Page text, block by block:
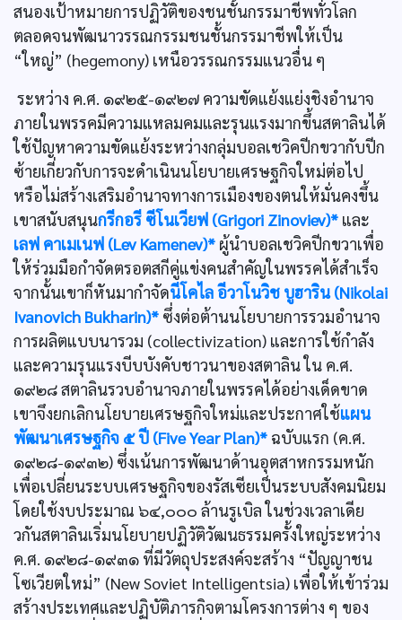
สนองเป้าหมายการปฏิวัติของชนชั้นกรรมาชีพทั่วโลก
ตลอดจนพัฒนาวรรณกรรมชนชั้นกรรมาชีพให้เป็น
“ใหญ่” (hegemony) เหนือวรรณกรรมแนวอื่น ๆ
ระหว่าง ค.ศ. ๑๙๒๕-๑๙๒๗ ความขัดแย้งแย่งชิงอำนาจ
ภายในพรรคมีความแหลมคมและรุนแรงมากขึ้นสตาลินได้
ใช้ปัญหาความขัดแย้งระหว่างกลุ่มบอลเชวิคปีกขวากับปีก
ซ้ายเกี่ยวกับการจะดำเนินนโยบายเศรษฐกิจใหม่ต่อไป
หรือไม่สร้างเสริมอำนาจทางการเมืองของตนให้มั่นคงขึ้น
เขาสนับสนุนกรีกอรี ซีโนเวียฟ (Grigori Zinoviev)* และ
เลฟ คาเมเนฟ (Lev Kamenev)* ผู้นำบอลเชวิคปีกขวาเพื่อ
ให้ร่วมมือกำจัดตรอตสกีคู่แข่งคนสำคัญในพรรคได้สำเร็จ
จากนั้นเขาก็หันมากำจัดนีโคไล อีวาโนวิช บูฮาริน (Nikolai
Ivanovich Bukharin)* ซึ่งต่อต้านนโยบายการรวมอำนาจ
การผลิตแบบนารวม (collectivization) และการใช้กำลัง
และความรุนแรงบีบบังคับชาวนาของสตาลิน ใน ค.ศ.
๑๙๒๘ สตาลินรวบอำนาจภายในพรรคได้อย่างเด็ดขาด
เขาจึงยกเลิกนโยบายเศรษฐกิจใหม่และประกาศใช้แผน
พัฒนาเศรษฐกิจ ๕ ปี (Five Year Plan)* ฉบับแรก (ค.ศ.
๑๙๒๘-๑๙๓๒) ซึ่งเน้นการพัฒนาด้านอุตสาหกรรมหนัก
เพื่อเปลี่ยนระบบเศรษฐกิจของรัสเซียเป็นระบบสังคมนิยม
โดยใช้งบประมาณ ๖๔,๐๐๐ ล้านรูเบิล ในช่วงเวลาเดีย
วกันสตาลินเริ่มนโยบายปฏิวัติวัฒนธรรมครั้งใหญ่ระหว่าง
ค.ศ. ๑๙๒๘-๑๙๓๑ ที่มีวัตถุประสงค์จะสร้าง “ปัญญาชน
โซเวียตใหม่” (New Soviet Intelligentsia) เพื่อให้เข้าร่วม
สร้างประเทศและปฏิบัติภารกิจตามโครงการต่าง ๆ ของ